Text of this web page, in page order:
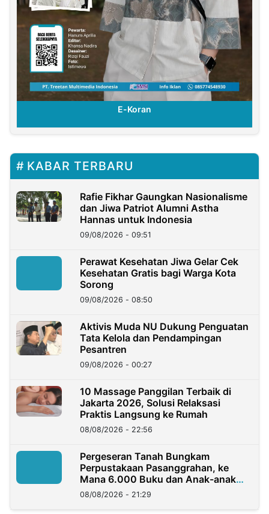
E-Koran
KABAR TERBARU
Rafie Fikhar Gaungkan Nasionalisme
dan Jiwa Patriot Alumni Astha
Hannas untuk Indonesia
09/08/2026 - 09:51
Perawat Kesehatan Jiwa Gelar Cek
Kesehatan Gratis bagi Warga Kota
Sorong
09/08/2026 - 08:50
Aktivis Muda NU Dukung Penguatan
Tata Kelola dan Pendampingan
Pesantren
09/08/2026 - 00:27
10 Massage Panggilan Terbaik di
Jakarta 2026, Solusi Relaksasi
Praktis Langsung ke Rumah
08/08/2026 - 22:56
Pergeseran Tanah Bungkam
Perpustakaan Pasanggrahan, ke
Mana 6.000 Buku dan Anak-anak
Kini?
08/08/2026 - 21:29